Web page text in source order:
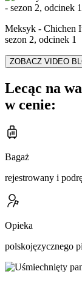
Meksyk - Chichen
sezon 2, odcinek 1
ZOBACZ VIDEO
Lecąc na
w cenie:
Bagaż
rejestrowany i
Opieka
polskojęzycznego